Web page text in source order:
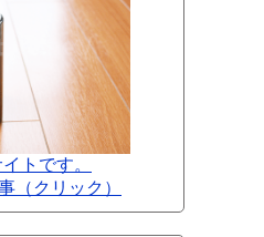
トです。
（クリック）